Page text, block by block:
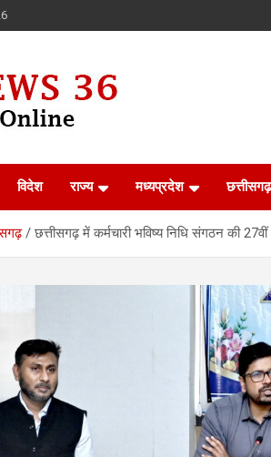
विदेश राज्य मध्यप्रदेश छत्तीसगढ़
छत्तीसगढ़ में कर्मचारी भविष्य निधि संगठन की